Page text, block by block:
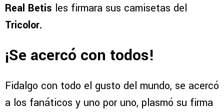
Real Betis les firmara sus camisetas del
Tricolor.
¡Se acercó con todos!
Fidalgo con todo el gusto del mundo, se acercó
a los fanáticos y uno por uno, plasmó su firma